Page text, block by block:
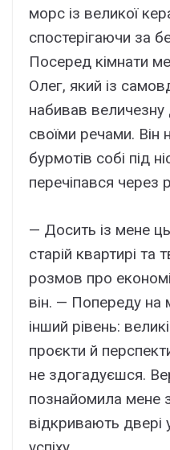
морс із великої
спостерігаючи за
Посеред кімнати
Олег, який із
набивав
своїми речами. Він
бурмотів собі під
перечіпався через
— Досить із мене
старій квартирі та
розмов про
він. — Попереду на
інший рівень:
проєкти й
не здогадуєшся.
познайомила мене
відкривають двері